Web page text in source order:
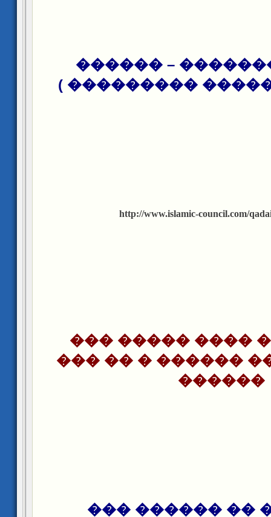
(����� �������
������ ������
http://www.islamic-council.com/
45- ��� ��� ����
����� �� ��
������
���� �� ��